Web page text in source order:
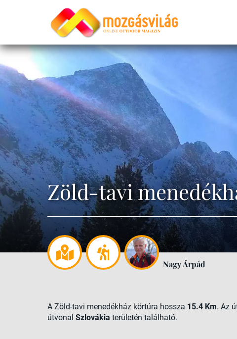
Zöld-tavi
Nagy Árpád
A Zöld-tavi menedékház körtúra hossza 15.4 Km. Az
útvonal Szlovákia területén található.